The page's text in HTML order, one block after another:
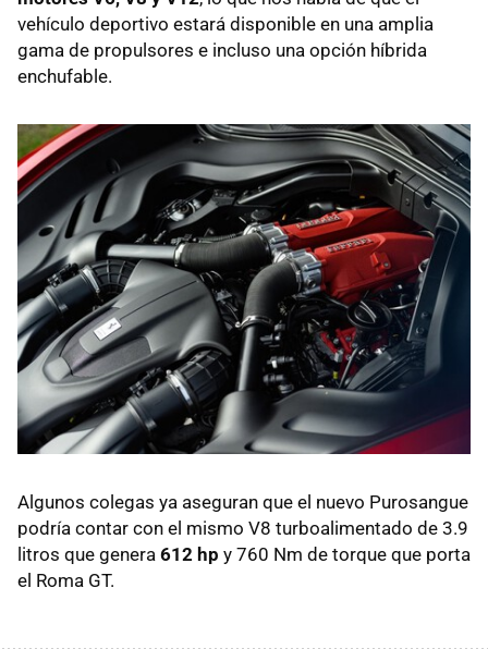
vehículo deportivo estará disponible en una amplia
gama de propulsores e incluso una opción híbrida
enchufable.
Algunos colegas ya aseguran que el nuevo Purosangue
podría contar con el mismo V8 turboalimentado de 3.9
litros que genera 612 hp y 760 Nm de torque que porta
el Roma GT.